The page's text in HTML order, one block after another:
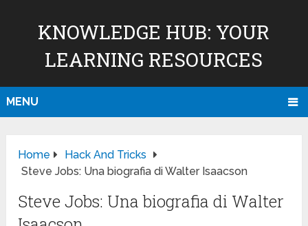
KNOWLEDGE HUB: YOUR
LEARNING RESOURCES
MENU
Home
Hack And Tricks
Steve Jobs: Una biografia di Walter Isaacson
Steve Jobs: Una biografia di Walter